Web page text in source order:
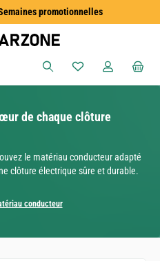
promotionnelles
Vous avez 0
de chaque clôture
le matériau conducteur adapté
clôture électrique sûre et durable.
conducteur